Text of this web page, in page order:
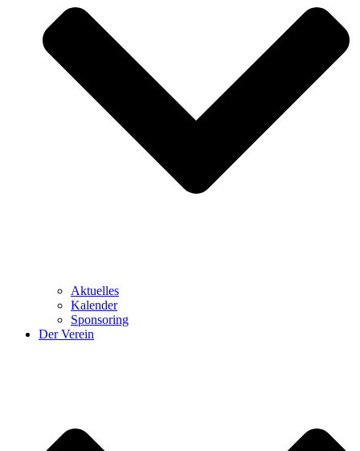
Aktuelles
Kalender
Sponsoring
Der Verein